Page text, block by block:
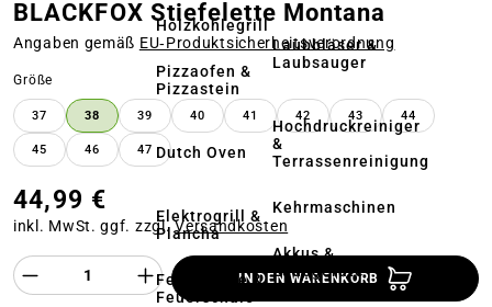
Holzkohlegrill
Pizzaofen &
Pizzastein
Dutch Oven
Elektrogrill &
Plancha
Feuerstelle &
Feuerschale
Laubbläser &
Laubsauger
Hochdruckreiniger
&
Terrassenreinigung
Kehrmaschinen
Akkus &
Ladegeräte
BLACKFOX Stiefelette Montana
Angaben gemäß EU‑Produktsicherheitsverordnung
Größe
37 38 39 40 41 42 43 44
45 46 47
44,99 €
inkl. MwSt. ggf. zzgl.Versandkosten
Produkt Anzahl des Produktes
IN DEN WARENKORB